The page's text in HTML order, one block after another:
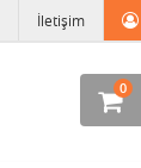
İletişim
0